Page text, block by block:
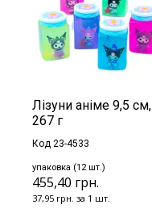
Лізуни аніме 9,5 см,
267 г
Код 23-4533
упаковка (12 шт.)
455,40 грн.
37,95 грн. за 1 шт.